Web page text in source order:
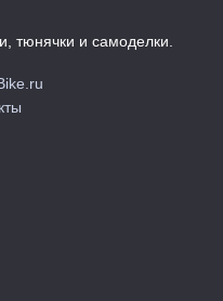
тюнячки и самоделки.